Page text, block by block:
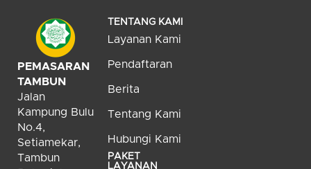
PEMASARAN
TAMBUN
Jalan
Kampung Bulu
No.4,
Setiamekar,
Tambun
TENTANG KAMI
Layanan Kami
Pendaftaran
Berita
Tentang Kami
Hubungi Kami
PAKET
LAYANAN